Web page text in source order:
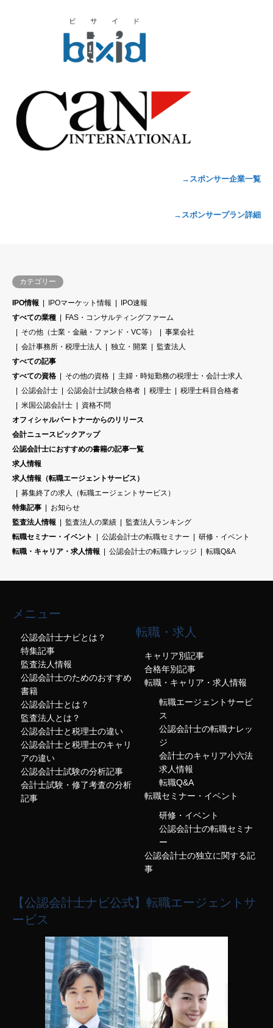
→スポンサー企業一覧
→スポンサープラン詳細
カテゴリー
IPO情報 IPOマーケット情報
IPO速報
すべての業種
FAS・コンサルティングファーム
その他（士業・金融・ファンド・VC等）
事業会社
会計事務所・税理士法人
独立・開業
監査法人
すべての記事
すべての資格
その他の資格
主婦・時短勤務の税理士・会計士求人
公認会計士
公認会計士試験合格者 税理士
税理士科目合格者
米国公認会計士
資格不問
オフィシャルパートナーからのリリース
会計ニュースピックアップ
公認会計士におすすめの書籍の記事一覧
求人情報
求人情報（転職エージェントサービス）
募集終了の求人（転職エージェントサービス）
特集記事
お知らせ
監査法人情報
監査法人の業績
監査法人ランキング
転職セミナー・イベント
公認会計士の転職セミナー
研修・イベント
転職・キャリア・求人情報
公認会計士の転職ナレッジ 転職Q&A
メニュー
公認会計士ナビとは？
特集記事
監査法人情報
公認会計士のためのおすすめ
書籍
公認会計士とは？
監査法人とは？
公認会計士と税理士の違い
公認会計士と税理士のキャリ
アの違い
公認会計士試験の分析記事
会計士試験・修了考査の分析
記事
転職・求人
キャリア別記事
合格年別記事
転職・キャリア・求人情報
転職エージェントサービ
ス
公認会計士の転職ナレッ
ジ
会計士のキャリア小六法
求人情報
転職Q&A
転職セミナー・イベント
研修・イベント
公認会計士の転職セミナ
ー
公認会計士の独立に関する記
事
【公認会計士ナビ公式】転職エージェントサ
ービス